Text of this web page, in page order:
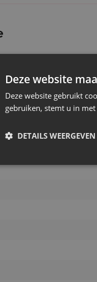
Deze website
Deze website gebruikt
gebruiken, stemt u in
DETAILS WEERGEVEN